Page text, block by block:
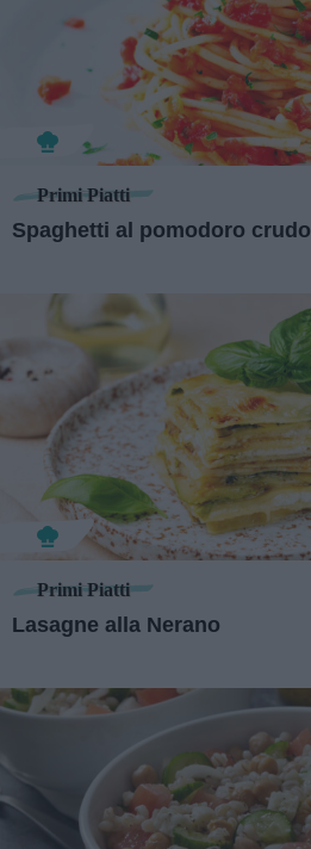
Primi Piatti
Spaghetti al pomodoro crudo
Primi Piatti
Lasagne alla Nerano